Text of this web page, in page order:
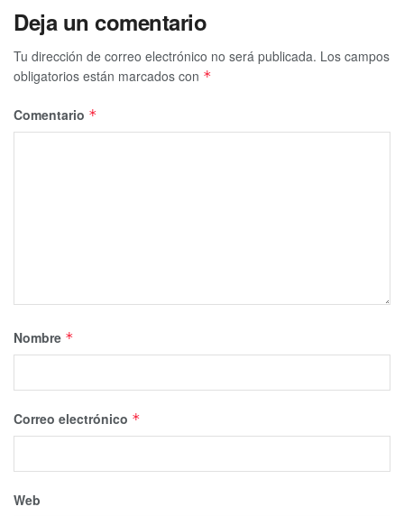
Deja un comentario
Tu dirección de correo electrónico no será publicada. Los campos
obligatorios están marcados con *
Comentario *
Nombre *
Correo electrónico *
Web